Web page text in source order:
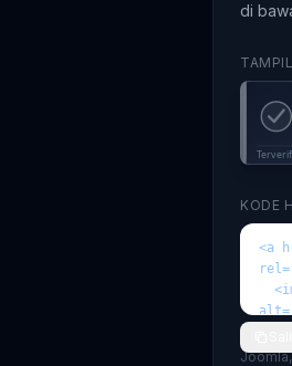
di
KODE
💡